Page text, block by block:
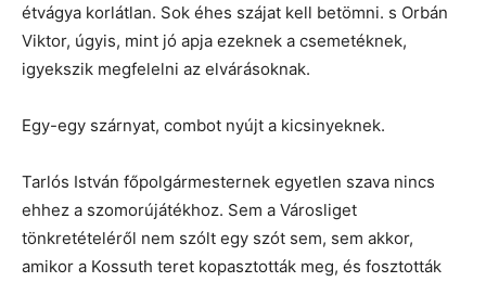
étvágya korlátlan. Sok éhes szájat kell betömni. s Orbán
Viktor, úgyis, mint jó apja ezeknek a csemetéknek,
igyekszik megfelelni az elvárásoknak.
Egy-egy szárnyat, combot nyújt a kicsinyeknek.
Tarlós István főpolgármesternek egyetlen szava nincs
ehhez a szomorújátékhoz. Sem a Városliget
tönkretételéről nem szólt egy szót sem, sem akkor,
amikor a Kossuth teret kopasztották meg, és fosztották